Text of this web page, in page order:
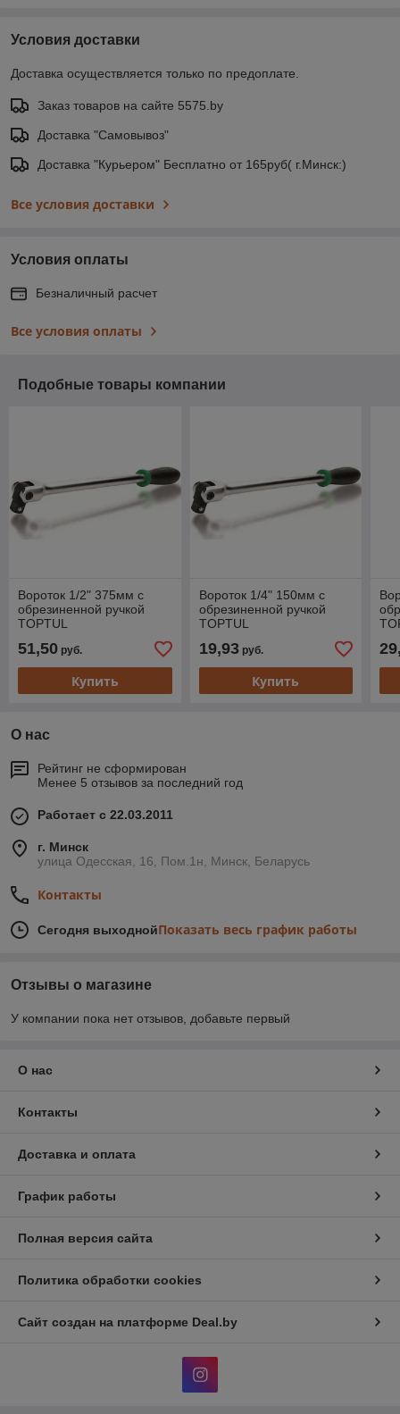
Условия доставки
Доставка осуществляется только по предоплате.
Заказ товаров на сайте 5575.by
Доставка "Самовывоз"
Доставка "Курьером" Бесплатно от 165руб( г.Минск:)
Все условия доставки
Условия оплаты
Безналичный расчет
Все условия оплаты
Подобные товары компании
Вороток 1/2" 375мм с
обрезиненной ручкой
TOPTUL
51,50 руб.
Купить
Вороток 1/4" 150мм с
обрезиненной ручкой
TOPTUL
19,93руб.
Купить
О нас
Рейтинг не сформирован
Менее 5 отзывов за последний год
Работает с 22.03.2011
г. Минск
улица Одесская, 16, Пом.1н, Минск, Беларусь
Контакты
Сегодня выходнойПоказать весь график работы
Отзывы о магазине
У компании пока нет отзывов, добавьте первый
О нас
Контакты
Доставка и оплата
График работы
Полная версия сайта
Политика обработки cookies
Сайт создан на платформе Deal.by